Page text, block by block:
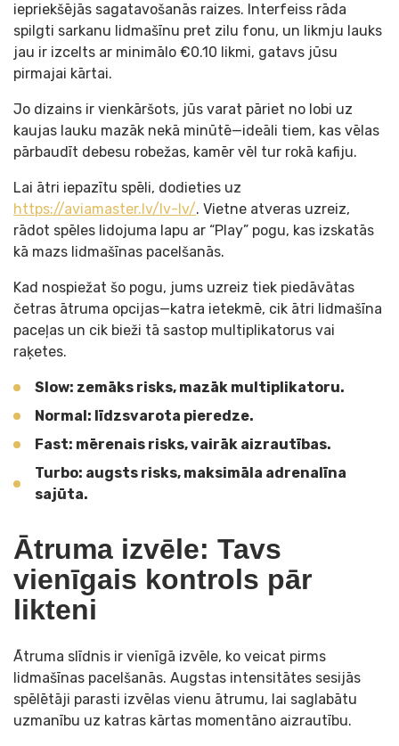
iepriekšējās sagatavošanās raizes. Interfeiss rāda
spilgti sarkanu lidmašīnu pret zilu fonu, un likmju lauks
jau ir izcelts ar minimālo €0.10 likmi, gatavs jūsu
pirmajai kārtai.
Jo dizains ir vienkāršots, jūs varat pāriet no lobi uz
kaujas lauku mazāk nekā minūtē—ideāli tiem, kas vēlas
pārbaudīt debesu robežas, kamēr vēl tur rokā kafiju.
Lai ātri iepazītu spēli, dodieties uz
https://aviamaster.lv/lv-lv/. Vietne atveras uzreiz,
rādot spēles lidojuma lapu ar “Play” pogu, kas izskatās
kā mazs lidmašīnas pacelšanās.
Kad nospiežat šo pogu, jums uzreiz tiek piedāvātas
četras ātruma opcijas—katra ietekmē, cik ātri lidmašīna
paceļas un cik bieži tā sastop multiplikatorus vai
raķetes.
Slow: zemāks risks, mazāk multiplikatoru.
Normal: līdzsvarota pieredze.
Fast: mērenais risks, vairāk aizrautības.
Turbo: augsts risks, maksimāla adrenalīna
sajūta.
Ātruma izvēle: Tavs
vienīgais kontrols pār
likteni
Ātruma slīdnis ir vienīgā izvēle, ko veicat pirms
lidmašīnas pacelšanās. Augstas intensitātes sesijās
spēlētāji parasti izvēlas vienu ātrumu, lai saglabātu
uzmanību uz katras kārtas momentāno aizrautību.